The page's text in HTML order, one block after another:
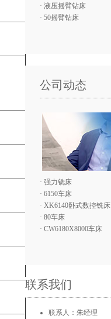
· 液压摇臂钻床
· 50摇臂钻床
公司动态
· 强力铣床
· 6150车床
· XK6140卧式数控铣床
· 80车床
· CW6180X8000车床
联系我们
联系人：朱经理